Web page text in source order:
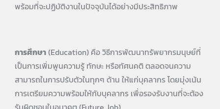
พร้อมที่จะปฏิบัติงานในปัจจุบันได้อย่างมีประสิทธิภาพ
การศึกษา(Education) คือ วิธีการพัฒนาทรัพยากรมนุษย์ที่
เป็นการเพิ่มพูนความรู้ ทักษะ หรือทัศนคติ ตลอดจนความ
สามารถในการปรับตัวในทุกๆ ด้าน ให้แก่บุคลากร โดยมุ่งเน้น
การเตรียมความพร้อมให้กับบุคลากร เพื่อรองรับงานที่จะต้อง